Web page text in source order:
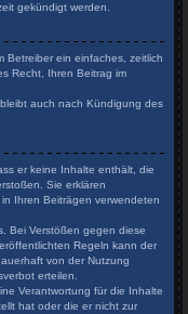
gekündigt werden.
Betreiber ein einfaches, zeitlich
Recht, Ihren Beitrag im
auch nach Kündigung des
er keine Inhalte enthält, die
Sie erklären
Ihren Beiträgen verwendeten
Bei Verstößen gegen diese
Regeln kann der
von der Nutzung
erteilen.
Verantwortung für die Inhalte
hat oder die er nicht zur